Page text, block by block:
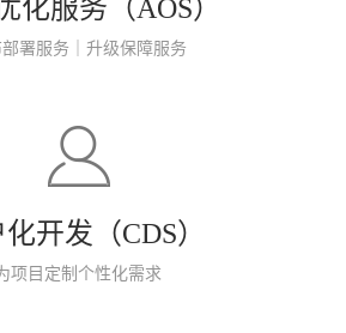
化服务（AOS）
部署服务｜升级保障服务
开发（CDS）
项目定制个性化需求